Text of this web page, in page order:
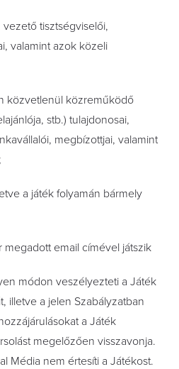
tisztségviselői,
valamint azok közeli
közvetlenül közreműködő
stb.) tulajdonosai,
megbízottjai, valamint
a játék folyamán bármely
megadott email címével játszik
módon veszélyezteti a Játék
illetve a jelen Szabályzatban
a Játék
megelőzően visszavonja.
Média nem értesíti a Játékost.